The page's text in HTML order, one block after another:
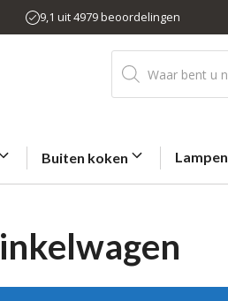
9,1 uit 4979 beoordelingen
Producten
zoeken
Buiten koken Lampen